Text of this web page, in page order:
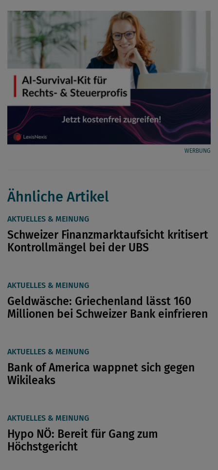
WERBUNG
Ähnliche Artikel
AKTUELLES & MEINUNG
Schweizer Finanzmarktaufsicht kritisert
Kontrollmängel bei der UBS
AKTUELLES & MEINUNG
Geldwäsche: Griechenland lässt 160
Millionen bei Schweizer Bank einfrieren
AKTUELLES & MEINUNG
Bank of America wappnet sich gegen
Wikileaks
AKTUELLES & MEINUNG
Hypo NÖ: Bereit für Gang zum
Höchstgericht